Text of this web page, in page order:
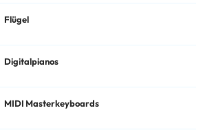
Flügel
Digitalpianos
MIDI Masterkeyboards